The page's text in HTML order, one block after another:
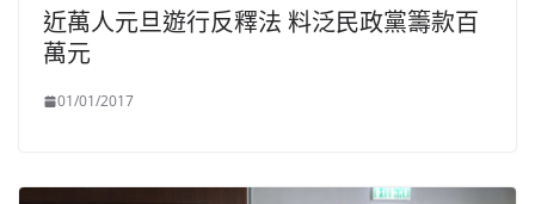
近萬人元旦遊行反釋法 料泛民政黨籌款百
萬元
01/01/2017